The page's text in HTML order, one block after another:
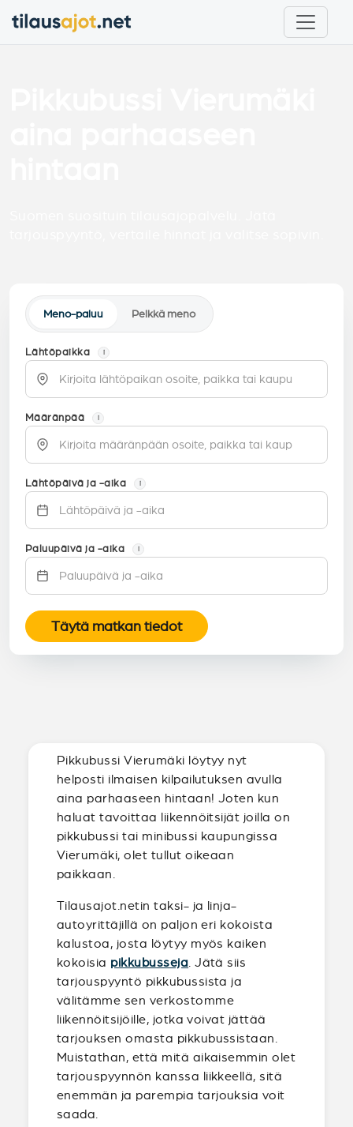
Meno-paluu Pelkkä meno
Lähtöpaikka i
Määränpää i
Lähtöpäivä ja -aika i
Paluupäivä ja -aika i
Täytä matkan tiedot
Pikkubussi Vierumäki löytyy nyt
helposti ilmaisen kilpailutuksen avulla
aina parhaaseen hintaan! Joten kun
haluat tavoittaa liikennöitsijät joilla on
pikkubussi tai minibussi kaupungissa
Vierumäki, olet tullut oikeaan
paikkaan.
Tilausajot.netin taksi- ja linja-
autoyrittäjillä on paljon eri kokoista
kalustoa, josta löytyy myös kaiken
kokoisia pikkubusseja . Jätä siis
tarjouspyyntö pikkubussista ja
välitämme sen verkostomme
liikennöitsijöille, jotka voivat jättää
tarjouksen omasta pikkubussistaan.
Muistathan, että mitä aikaisemmin olet
tarjouspyynnön kanssa liikkeellä, sitä
enemmän ja parempia tarjouksia voit
saada.